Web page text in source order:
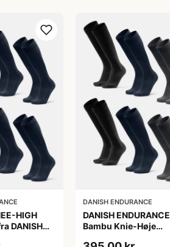
HIGH
DANISH
DANISH ENDURANCE
DANISH ENDURANCE
Bambu Knie-Høje